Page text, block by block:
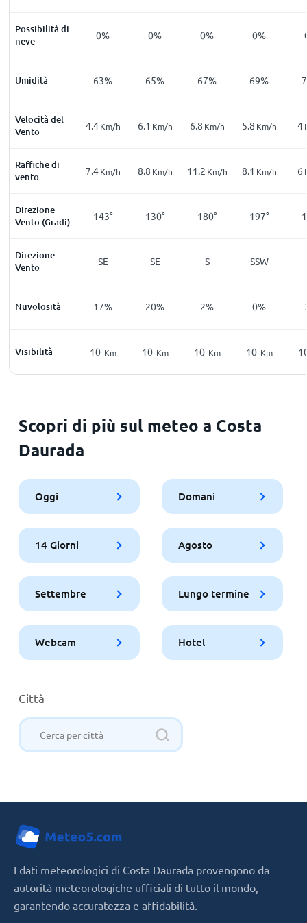
Possibilità di
neve
0% 0% 0% 0%
Umidità 63% 65% 67% 69%
Velocità del
Vento
4.4Km/h 6.1 Km/h 6.8 Km/h 5.8 Km/h 4
Raffiche di
vento
7.4Km/h 8.8 Km/h 11.2 Km/h 8.1 Km/h 6
Direzione
Vento (Gradi)
143° 130° 180° 197°
Direzione
Vento
SE SE S SSW
Nuvolosità 17% 20% 2% 0%
Visibilità 10 Km 10 Km 10 Km 10 Km
Scopri di più sul meteo a Costa
Daurada
Oggi Domani
14 Giorni Agosto
Settembre Lungo termine
Webcam Hotel
Città
I dati meteorologici di Costa Daurada provengono da
autorità meteorologiche ufficiali di tutto il mondo,
garantendo accuratezza e affidabilità.